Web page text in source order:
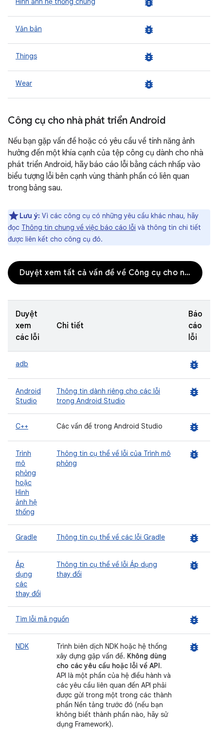
bug_report
Văn bản bug_report
Things bug_report
Wear bug_report
Công cụ cho nhà phát triển Android
Nếu bạn gặp vấn đề hoặc có yêu cầu về tính năng ảnh
hưởng đến một khía cạnh của tệp công cụ dành cho nhà
phát triển Android, hãy báo cáo lỗi bằng cách nhấp vào
biểu tượng lỗi bên cạnh vùng thành phần có liên quan
trong bảng sau.
Lưu ý: Vì các công cụ có những yêu cầu khác nhau, hãy
đọc Thông tin chung về việc báo cáo lỗi và thông tin chi tiết
được liên kết cho công cụ đó.
Duyệt xem tất cả vấn đề về Công cụ cho nhà phát triển
Duyệt
xem
các lỗi
Chi tiết
Báo
cáo
lỗi
adb bug_report
Android
Studio
Thông tin dành riêng cho các lỗi
trong Android Studio
bug_report
C++ Các vấn đề trong Android Studio bug_report
Trình
mô
phỏng
hoặc
Hình
ảnh hệ
thống
Thông tin cụ thể về lỗi của Trình mô
phỏng
bug_report
Gradle Thông tin cụ thể về các lỗi Gradle bug_report
Áp
dụng
các
thay đổi
Thông tin cụ thể về lỗi Áp dụng
thay đổi
bug_report
Tìm lỗi mã nguồn bug_report
NDK
Trình biên dịch NDK hoặc hệ thống
xây dựng gặp vấn đề. Không dùng
cho các yêu cầu hoặc lỗi về API.
API là một phần của hệ điều hành và
các yêu cầu liên quan đến API phải
được gửi trong một trong các thành
phần Nền tảng trước đó (nếu bạn
không biết thành phần nào, hãy sử
dụng Framework).
bug_report